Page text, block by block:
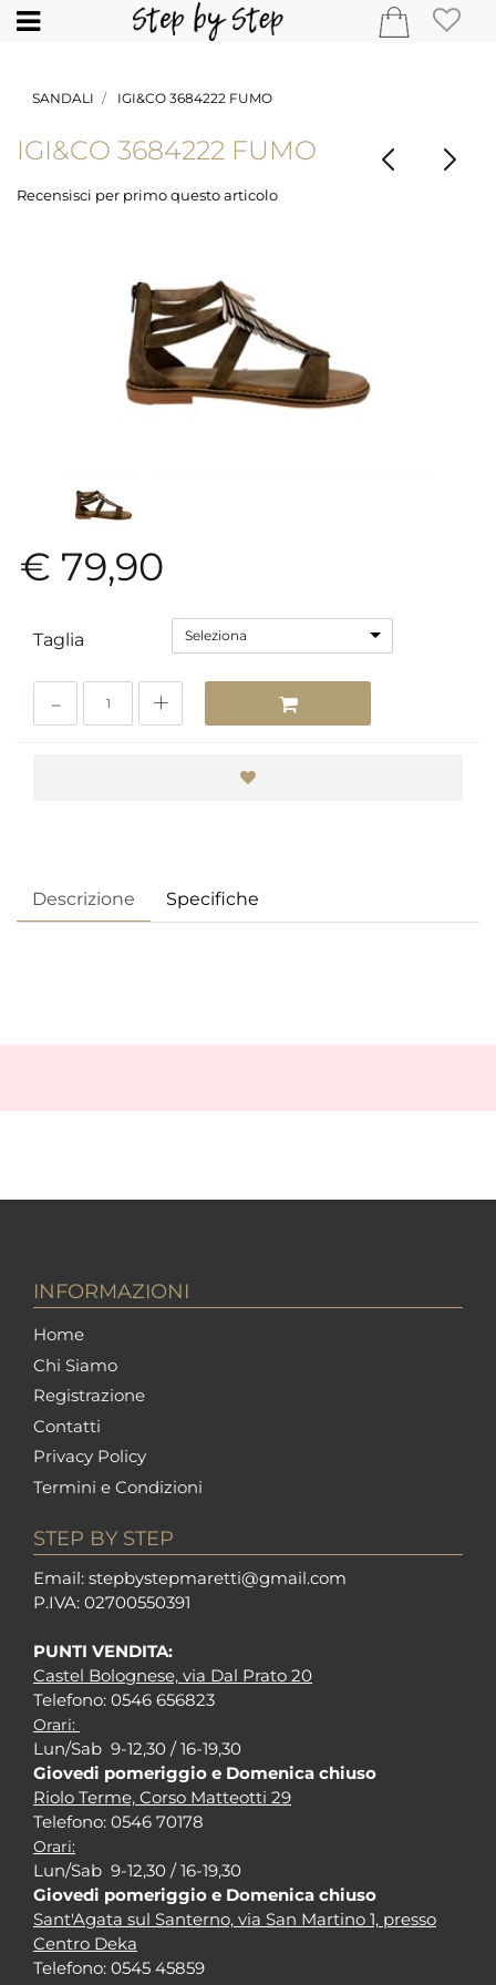
Open
SANDALI IGI&CO 3684222 FUMO
IGI&CO 3684222 FUMO
Recensisci per primo questo articolo
€ 79,90
Taglia Seleziona
Descrizione Specifiche
INFORMAZIONI
Home
Chi Siamo
Registrazione
Contatti
Privacy Policy
Termini e Condizioni
STEP BY STEP
Email: stepbystepmaretti@gmail.com
P.IVA: 02700550391
PUNTI VENDITA:
Castel Bolognese, via Dal Prato 20
Telefono: 0546 656823
Orari:
Lun/Sab 9-12,30 / 16-19,30
Giovedi pomeriggio e Domenica chiuso
Riolo Terme, Corso Matteotti 29
Telefono: 0546 70178
Orari:
Lun/Sab 9-12,30 / 16-19,30
Giovedi pomeriggio e Domenica chiuso
Sant'Agata sul Santerno, via San Martino 1, presso
Centro Deka
Telefono: 0545 45859